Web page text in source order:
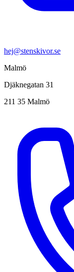
hej@stenskivor.se
Malmö
Djäknegatan 31
211 35 Malmö